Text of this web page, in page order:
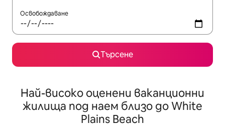
Освобождаване
Търсене
Най-високо оценени ваканционни
жилища под наем близо до White
Plains Beach